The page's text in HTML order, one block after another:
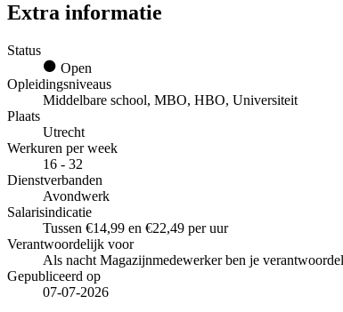
Extra informatie
Status
Open
Opleidingsniveaus
Middelbare school, MBO, HBO, Universiteit
Plaats
Utrecht
Werkuren per week
16 - 32
Dienstverbanden
Avondwerk
Salarisindicatie
Tussen €14,99 en €22,49 per uur
Verantwoordelijk voor
Als nacht Magazijnmedewerker ben je
Gepubliceerd op
07-07-2026